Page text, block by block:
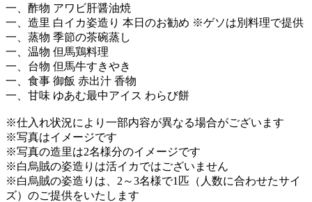
一、酢物 アワビ肝醤油焼
一、造里 白イカ姿造り 本日のお勧め ※ゲソは別料理で提供
一、蒸物 季節の茶碗蒸し
一、温物 但馬鶏料理
一、台物 但馬牛すきやき
一、食事 御飯 赤出汁 香物
一、甘味 ゆあむ最中アイス わらび餅
※仕入れ状況により一部内容が異なる場合がございます
※写真はイメージです
※写真の造里は2名様分のイメージです
※白烏賊の姿造りは活イカではございません
※白烏賊の姿造りは、2～3名様で1匹（人数に合わせたサイ
ズ）のご提供をいたします